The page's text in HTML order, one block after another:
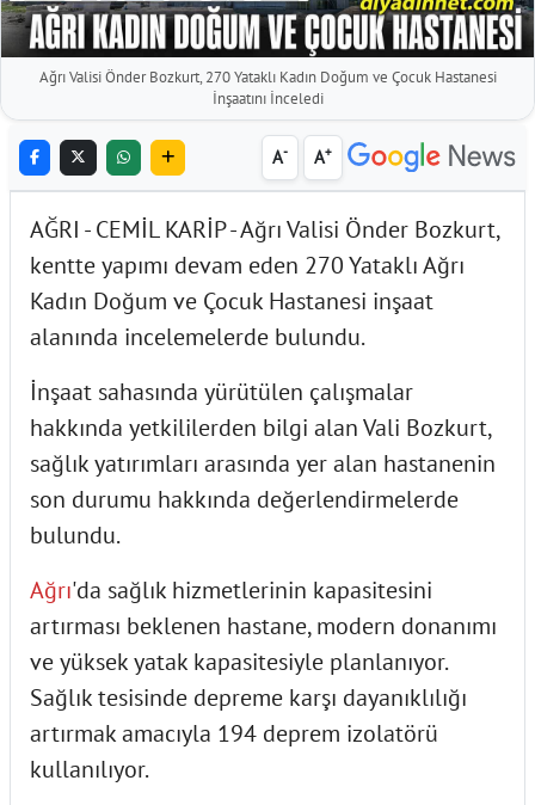
Ağrı Valisi Önder Bozkurt, 270 Yataklı Kadın Doğum ve Çocuk Hastanesi
İnşaatını İnceledi
A- A+
AĞRI - CEMİL KARİP - Ağrı Valisi Önder Bozkurt,
kentte yapımı devam eden 270 Yataklı Ağrı
Kadın Doğum ve Çocuk Hastanesi inşaat
alanında incelemelerde bulundu.
İnşaat sahasında yürütülen çalışmalar
hakkında yetkililerden bilgi alan Vali Bozkurt,
sağlık yatırımları arasında yer alan hastanenin
son durumu hakkında değerlendirmelerde
bulundu.
Ağrı'da sağlık hizmetlerinin kapasitesini
artırması beklenen hastane, modern donanımı
ve yüksek yatak kapasitesiyle planlanıyor.
Sağlık tesisinde depreme karşı dayanıklılığı
artırmak amacıyla 194 deprem izolatörü
kullanılıyor.